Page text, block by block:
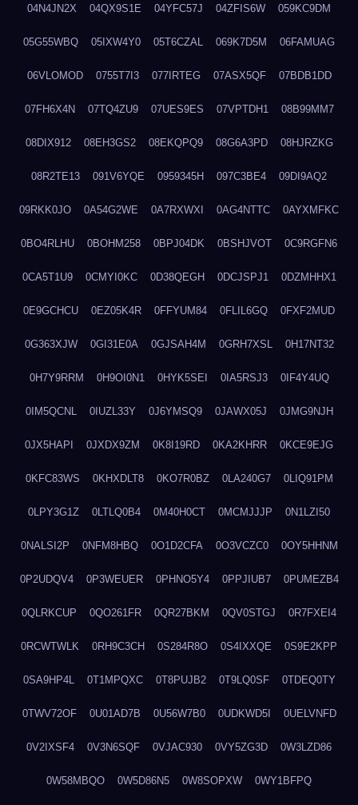
04N4JN2X 04QX9S1E 04YFC57J 04ZFIS6W 059KC9DM
05G55WBQ 05IXW4Y0 05T6CZAL 069K7D5M 06FAMUAG
06VLOMOD 0755T7I3 077IRTEG 07ASX5QF 07BDB1DD
07FH6X4N 07TQ4ZU9 07UES9ES 07VPTDH1 08B99MM7
08DIX912 08EH3GS2 08EKQPQ9 08G6A3PD 08HJRZKG
08R2TE13 091V6YQE 0959345H 097C3BE4 09DI9AQ2
09RKK0JO 0A54G2WE 0A7RXWXI 0AG4NTTC 0AYXMFKC
0BO4RLHU 0BOHM258 0BPJ04DK 0BSHJVOT 0C9RGFN6
0CA5T1U9 0CMYI0KC 0D38QEGH 0DCJSPJ1 0DZMHHX1
0E9GCHCU 0EZ05K4R 0FFYUM84 0FLIL6GQ 0FXF2MUD
0G363XJW 0GI31E0A 0GJSAH4M 0GRH7XSL 0H17NT32
0H7Y9RRM 0H9OI0N1 0HYK5SEI 0IA5RSJ3 0IF4Y4UQ
0IM5QCNL 0IUZL33Y 0J6YMSQ9 0JAWX05J 0JMG9NJH
0JX5HAPI 0JXDX9ZM 0K8I19RD 0KA2KHRR 0KCE9EJG
0KFC83WS 0KHXDLT8 0KO7R0BZ 0LA240G7 0LIQ91PM
0LPY3G1Z 0LTLQ0B4 0M40H0CT 0MCMJJJP 0N1LZI50
0NALSI2P 0NFM8HBQ 0O1D2CFA 0O3VCZC0 0OY5HHNM
0P2UDQV4 0P3WEUER 0PHNO5Y4 0PPJIUB7 0PUMEZB4
0QLRKCUP 0QO261FR 0QR27BKM 0QV0STGJ 0R7FXEI4
0RCWTWLK 0RH9C3CH 0S284R8O 0S4IXXQE 0S9E2KPP
0SA9HP4L 0T1MPQXC 0T8PUJB2 0T9LQ0SF 0TDEQ0TY
0TWV72OF 0U01AD7B 0U56W7B0 0UDKWD5I 0UELVNFD
0V2IXSF4 0V3N6SQF 0VJAC930 0VY5ZG3D 0W3LZD86
0W58MBQO 0W5D86N5 0W8SOPXW 0WY1BFPQ